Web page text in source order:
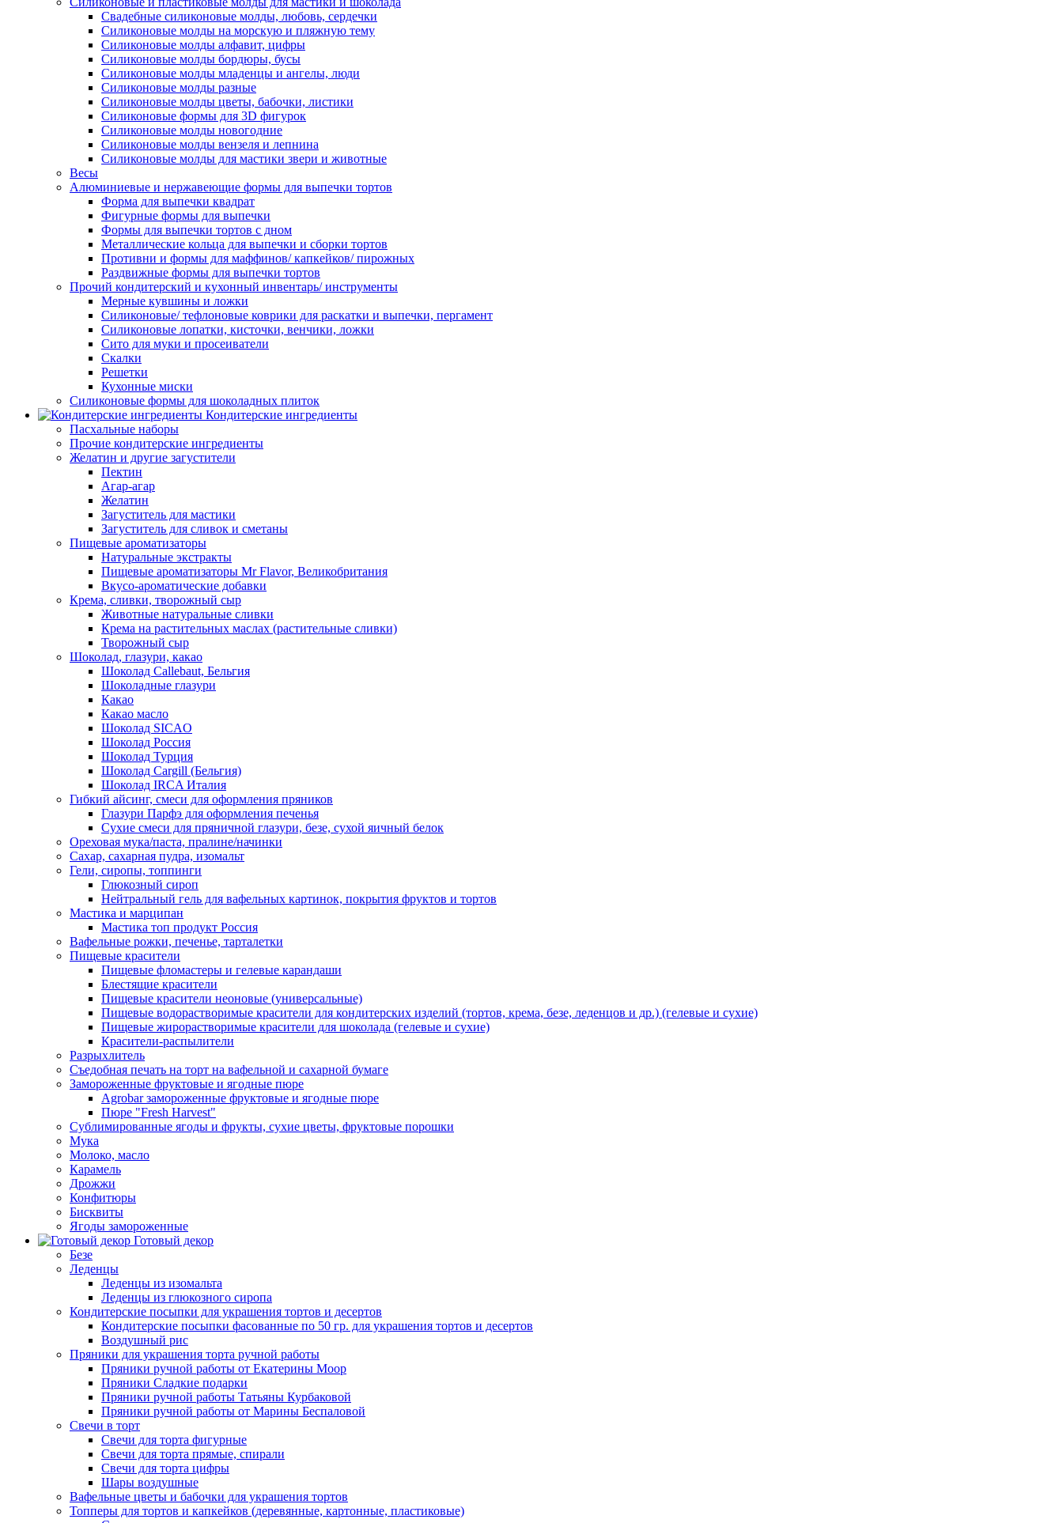
Свадебные силиконовые молды, любовь, сердечки
Силиконовые молды на морскую и пляжную тему
Силиконовые молды алфавит, цифры
Силиконовые молды бордюры, бусы
Силиконовые молды младенцы и ангелы, люди
Силиконовые молды разные
Силиконовые молды цветы, бабочки, листики
Силиконовые формы для 3D фигурок
Силиконовые молды новогодние
Силиконовые молды вензеля и лепнина
Силиконовые молды для мастики звери и животные
Весы
Алюминиевые и нержавеющие формы для выпечки тортов
Форма для выпечки квадрат
Фигурные формы для выпечки
Формы для выпечки тортов с дном
Металлические кольца для выпечки и сборки тортов
Противни и формы для маффинов/ капкейков/ пирожных
Раздвижные формы для выпечки тортов
Прочий кондитерский и кухонный инвентарь/ инструменты
Мерные кувшины и ложки
Силиконовые/ тефлоновые коврики для раскатки и выпечки, пергамент
Силиконовые лопатки, кисточки, венчики, ложки
Сито для муки и просеиватели
Скалки
Решетки
Кухонные миски
Силиконовые формы для шоколадных плиток
Кондитерские ингредиенты
Пасхальные наборы
Прочие кондитерские ингредиенты
Желатин и другие загустители
Пектин
Агар-агар
Желатин
Загуститель для мастики
Загуститель для сливок и сметаны
Пищевые ароматизаторы
Натуральные экстракты
Пищевые ароматизаторы Mr Flavor, Великобритания
Вкусо-ароматические добавки
Крема, сливки, творожный сыр
Животные натуральные сливки
Крема на растительных маслах (растительные сливки)
Творожный сыр
Шоколад, глазури, какао
Шоколад Callebaut, Бельгия
Шоколадные глазури
Какао
Какао масло
Шоколад SICAO
Шоколад Россия
Шоколад Турция
Шоколад Cargill (Бельгия)
Шоколад IRCA Италия
Гибкий айсинг, смеси для оформления пряников
Глазури Парфэ для оформления печенья
Сухие смеси для пряничной глазури, безе, сухой яичный белок
Ореховая мука/паста, пралине/начинки
Сахар, сахарная пудра, изомальт
Гели, сиропы, топпинги
Глюкозный сироп
Нейтральный гель для вафельных картинок, покрытия фруктов и тортов
Мастика и марципан
Мастика топ продукт Россия
Вафельные рожки, печенье, тарталетки
Пищевые красители
Пищевые фломастеры и гелевые карандаши
Блестящие красители
Пищевые красители неоновые (универсальные)
Пищевые водорастворимые красители для кондитерских изделий (тортов, крема, безе, леденцов и др.) (гелевые и сухие)
Пищевые жирорастворимые красители для шоколада (гелевые и сухие)
Красители-распылители
Разрыхлитель
Съедобная печать на торт на вафельной и сахарной бумаге
Замороженные фруктовые и ягодные пюре
Agrobar замороженные фруктовые и ягодные пюре
Пюре "Fresh Harvest"
Сублимированные ягоды и фрукты, сухие цветы, фруктовые порошки
Мука
Молоко, масло
Карамель
Дрожжи
Конфитюры
Бисквиты
Ягоды замороженные
Готовый декор
Безе
Леденцы
Леденцы из изомальта
Леденцы из глюкозного сиропа
Кондитерские посыпки для украшения тортов и десертов
Кондитерские посыпки фасованные по 50 гр. для украшения тортов и десертов
Воздушный рис
Пряники для украшения торта ручной работы
Пряники ручной работы от Екатерины Моор
Пряники Сладкие подарки
Пряники ручной работы Татьяны Курбаковой
Пряники ручной работы от Марины Беспаловой
Свечи в торт
Свечи для торта фигурные
Свечи для торта прямые, спирали
Свечи для торта цифры
Шары воздушные
Вафельные цветы и бабочки для украшения тортов
Топперы для тортов и капкейков (деревянные, картонные, пластиковые)